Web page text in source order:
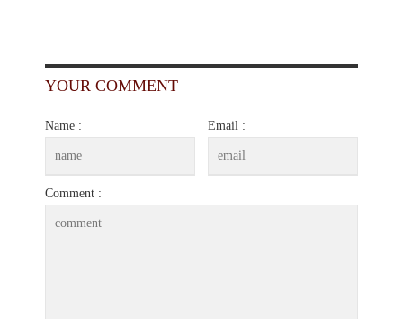
YOUR COMMENT
Name : Email :
Comment :